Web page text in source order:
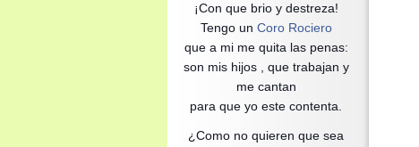
¡Con que brio y destreza!
Tengo un Coro Rociero
que a mi me quita las penas:
son mis hijos , que trabajan y
me cantan
para que yo este contenta.
¿Como no quieren que sea